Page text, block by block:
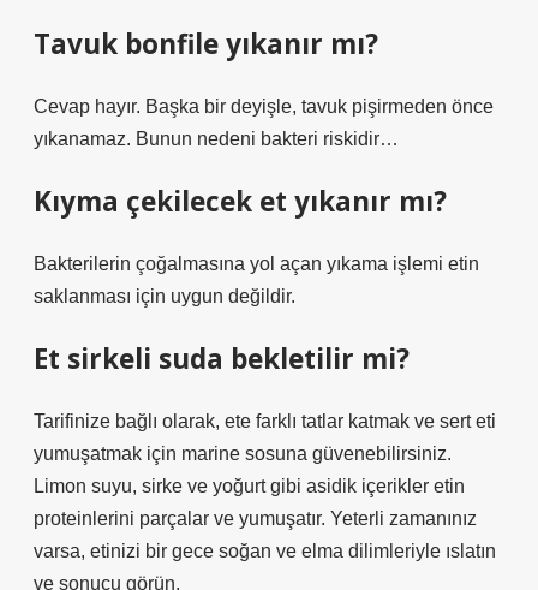
Tavuk bonfile yıkanır mı?
Cevap hayır. Başka bir deyişle, tavuk pişirmeden önce
yıkanamaz. Bunun nedeni bakteri riskidir…
Kıyma çekilecek et yıkanır mı?
Bakterilerin çoğalmasına yol açan yıkama işlemi etin
saklanması için uygun değildir.
Et sirkeli suda bekletilir mi?
Tarifinize bağlı olarak, ete farklı tatlar katmak ve sert eti
yumuşatmak için marine sosuna güvenebilirsiniz.
Limon suyu, sirke ve yoğurt gibi asidik içerikler etin
proteinlerini parçalar ve yumuşatır. Yeterli zamanınız
varsa, etinizi bir gece soğan ve elma dilimleriyle ıslatın
ve sonucu görün.